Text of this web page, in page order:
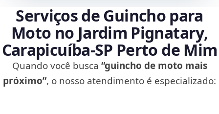
Serviços de Guincho para
Moto no Jardim Pignatary,
Carapicuíba‑SP Perto de Mim
Quando você busca “guincho de moto mais
próximo”, o nosso atendimento é especializado: